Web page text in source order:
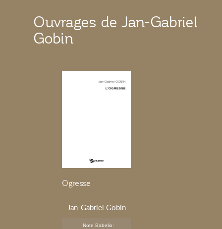
Ouvrages de Jan-Gabriel
Gobin
Ogresse
Jan-Gabriel Gobin
Note Babelio: